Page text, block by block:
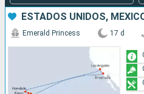
ESTADOS UNIDOS,
Emerald Princess 17 d